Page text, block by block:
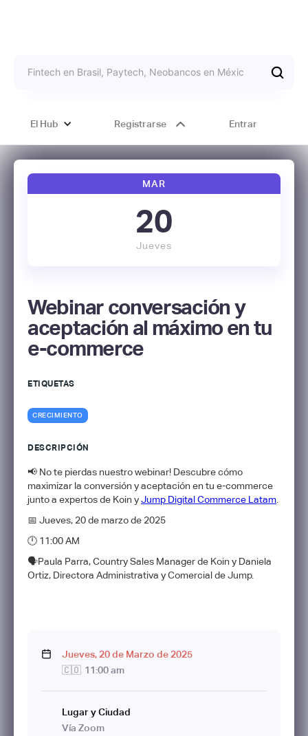
El Hub Registrarse Entrar
MAR
20
Jueves
Webinar conversación y
aceptación al máximo en tu
e-commerce
ETIQUETAS
CRECIMIENTO
DESCRIPCIÓN
📢 No te pierdas nuestro webinar! Descubre cómo
maximizar la conversión y aceptación en tu e-commerce
junto a expertos de Koin yJump Digital Commerce Latam
📅 Jueves, 20 de marzo de 2025
🕛 11:00 AM
🗣️Paula Parra, Country Sales Manager de Koin y Daniela
Ortiz, Directora Administrativa y Comercial de Jump.
Jueves, 20de Marzo de 2025
🇨🇴 11:00 am
Lugar y Ciudad
Vía Zoom